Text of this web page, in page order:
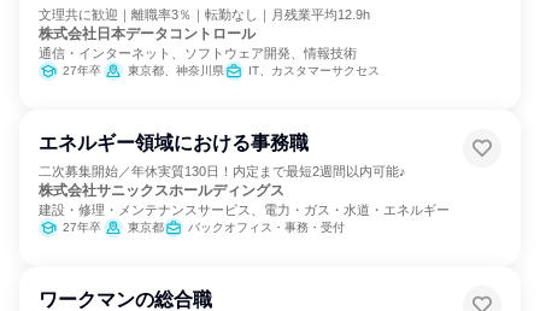
文理共に歓迎｜離職率3％｜転勤なし｜月残業平均12.9h
株式会社日本データコントロール
通信・インターネット、ソフトウェア開発、情報技術
27年卒 東京都、神奈川県 IT、カスタマーサクセス
エネルギー領域における事務職
二次募集開始／年休実質130日！内定まで最短2週間以内可能♪
株式会社サニックスホールディングス
建設・修理・メンテナンスサービス、電力・ガス・水道・エネルギー
27年卒 東京都 バックオフィス・事務・受付
ワークマンの総合職